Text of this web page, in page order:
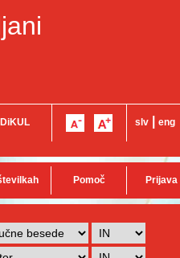
DiKUL slv eng
Pomoč Prijava